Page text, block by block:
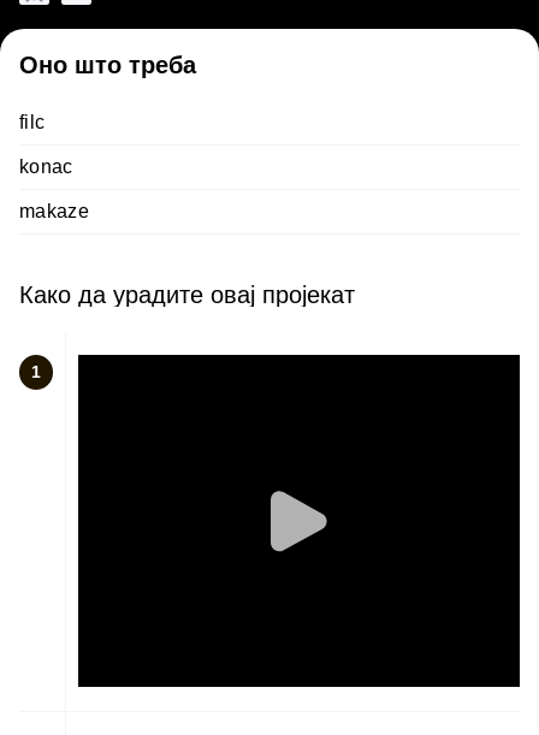
Оно што треба
filc
konac
makaze
Како да урадите овај пројекат
1